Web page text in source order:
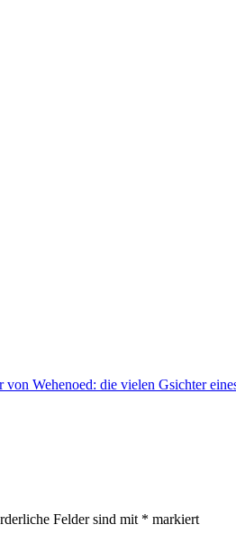
Wehenoed: die vielen Gsichter
Felder sind mit * markiert